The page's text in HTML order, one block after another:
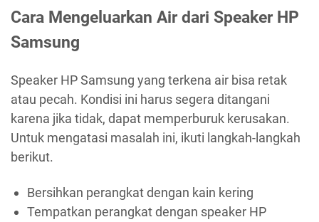
Cara Mengeluarkan Air dari Speaker HP
Samsung
Speaker HP Samsung yang terkena air bisa retak
atau pecah. Kondisi ini harus segera ditangani
karena jika tidak, dapat memperburuk kerusakan.
Untuk mengatasi masalah ini, ikuti langkah-langkah
berikut.
Bersihkan perangkat dengan kain kering
Tempatkan perangkat dengan speaker HP